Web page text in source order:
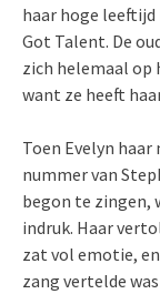
haar hoge leeftijd
Got Talent. De
zich helemaal op
want ze heeft
Toen Evelyn
nummer van
begon te zingen,
indruk. Haar
zat vol emotie,
zang vertelde